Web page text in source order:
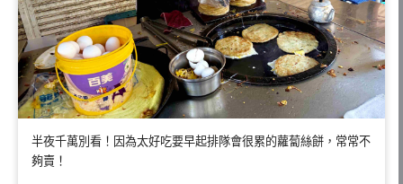
半夜千萬別看！因為太好吃要早起排隊會很累的蘿蔔絲餅，常常不
夠賣！